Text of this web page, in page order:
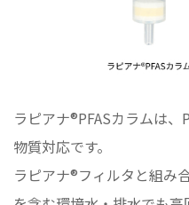
ラピアナ®PFASカラムは、
物質対応です。
ラピアナ®フィルタと組み